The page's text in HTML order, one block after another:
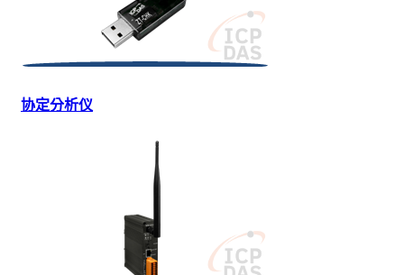
协定分析仪